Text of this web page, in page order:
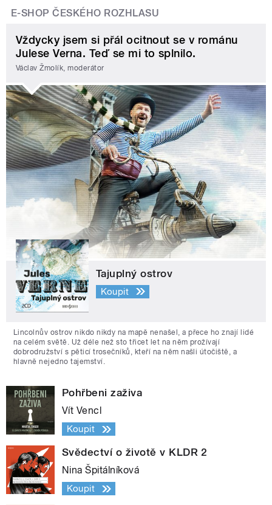
E-SHOP ČESKÉHO ROZHLASU
Vždycky jsem si přál ocitnout se v románu
Julese Verna. Teď se mi to splnilo.
Václav Žmolík, moderátor
Tajuplný ostrov
Koupit
Lincolnův ostrov nikdo nikdy na mapě nenašel, a přece ho znají lidé
na celém světě. Už déle než sto třicet let na něm prožívají
dobrodružství s pěticí trosečníků, kteří na něm našli útočiště, a
hlavně nejedno tajemství.
Pohřbeni zaživa
Vít Vencl
Koupit
Svědectví o životě v KLDR 2
Nina Špitálníková
Koupit